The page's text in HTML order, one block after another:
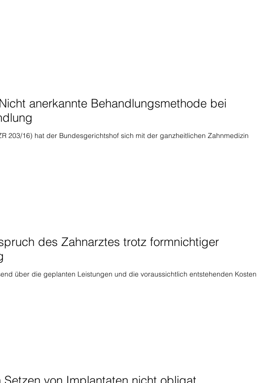
anerkannte Behandlungsmethode bei
203/16) hat der Bundesgerichtshof sich mit der ganzheitlichen Zahnmedizin
des Zahnarztes trotz formnichtiger
über die geplanten Leistungen und die voraussichtlich entstehenden Kosten